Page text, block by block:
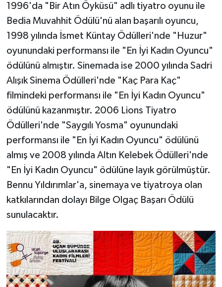
1996'da "Bir Atın Öyküsü" adlı tiyatro oyunu ile
Bedia Muvahhit Ödülü'nü alan başarılı oyuncu,
1998 yılında İsmet Küntay Ödülleri'nde "Huzur"
oyunundaki performansı ile "En İyi Kadın Oyuncu"
ödülünü almıştır. Sinemada ise 2000 yılında Sadri
Alışık Sinema Ödülleri'nde "Kaç Para Kaç"
filmindeki performansı ile "En İyi Kadın Oyuncu"
ödülünü kazanmıştır. 2006 Lions Tiyatro
Ödülleri'nde "Saygılı Yosma" oyunundaki
performansı ile "En İyi Kadın Oyuncu" ödülünü
almış ve 2008 yılında Altın Kelebek Ödülleri'nde
"En İyi Kadın Oyuncu" ödülüne layık görülmüştür.
Bennu Yıldırımlar'a, sinemaya ve tiyatroya olan
katkılarından dolayı Bilge Olgaç Başarı Ödülü
sunulacaktır.